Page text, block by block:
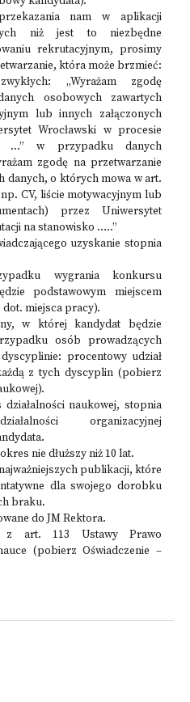
nam w aplikacji
niż jest to niezbędne
rekrutacyjnym, prosimy
która może brzmieć:
„Wyrażam zgodę
osobowych zawartych
lub innych załączonych
Wrocławski w procesie
…” w przypadku danych
zgodę na przetwarzanie
danych, o których mowa w art.
CV, liście motywacyjnym lub
przez Uniwersytet
na stanowisko …..”
uzyskanie stopnia
wygrania konkursu
podstawowym miejscem
miejsca pracy).
w której kandydat będzie
osób prowadzących
procentowy udział
z tych dyscyplin (pobierz
naukowej, stopnia
organizacyjnej
nie dłuższy niż 10 lat.
publikacji, które
dla swojego dorobku
braku.
do JM Rektora.
z art. 113 Ustawy Prawo
(pobierz Oświadczenie –